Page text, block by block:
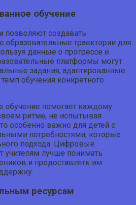
обучение
позволяют создавать
образовательные траектории для
данные о прогрессе и
платформы могут
задания, адаптированные
обучения конкретного
обучение помогает каждому
ритме, не испытывая
особенно важно для детей с
потребностями, которые
подхода. Цифровые
учителям лучше понимать
и предоставлять им
ресурсам